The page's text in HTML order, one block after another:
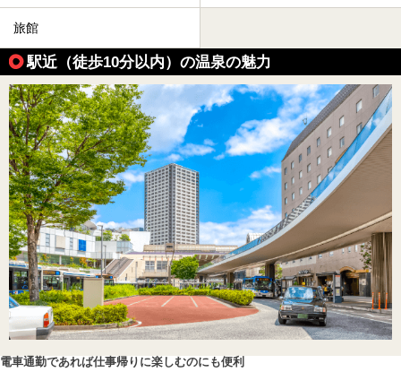
旅館
駅近（徒歩10分以内）の温泉の魅力
電車通勤であれば仕事帰りに楽しむのにも便利